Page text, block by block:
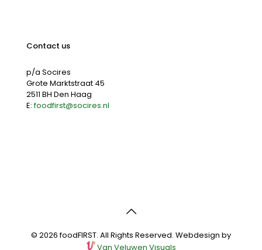
Contact us
p/a Socires
Grote Marktstraat 45
2511 BH Den Haag
E:foodfirst@socires.nl
© 2026 foodFIRST. All Rights Reserved. Webdesign by
Van Veluwen Visuals